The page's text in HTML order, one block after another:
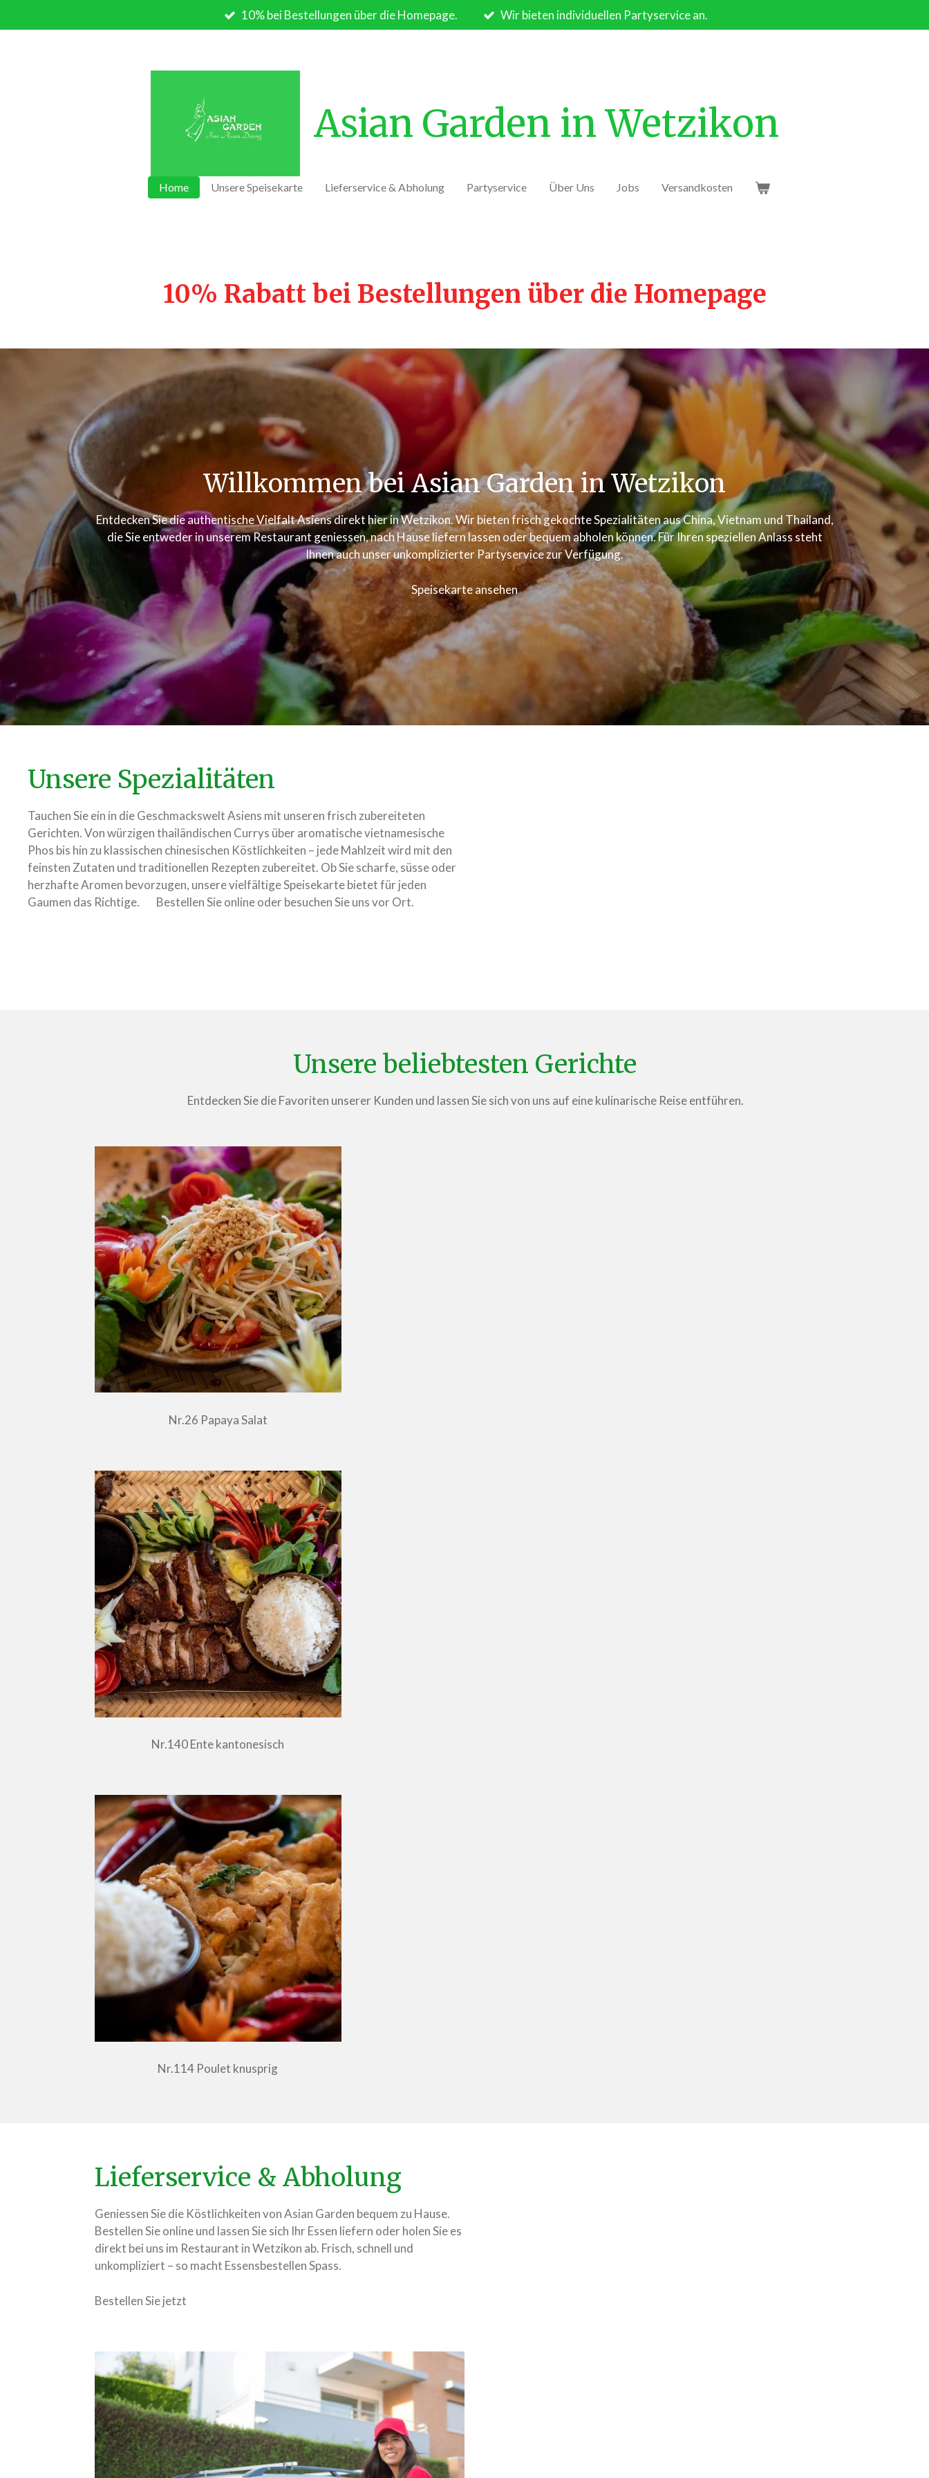
Hauptinhalt
10% bei Bestellungen über die Homepage. Wir bieten individuellen Partyservice an.
Asian Garden in Wetzikon
Home Unsere Speisekarte Lieferservice & Abholung Partyservice Über Uns Jobs Versandkosten
10% Rabatt bei Bestellungen über die Homepage
Willkommen bei Asian Garden in Wetzikon
Entdecken Sie die authentische Vielfalt Asiens direkt hier in Wetzikon. Wir bieten frisch gekochte Spezialitäten aus China, Vietnam und Thailand,
die Sie entweder in unserem Restaurant geniessen, nach Hause liefern lassen oder bequem abholen können. Für Ihren speziellen Anlass steht
Ihnen auch unser unkomplizierter Partyservice zur Verfügung.
Speisekarte ansehen
Unsere Spezialitäten
Tauchen Sie ein in die Geschmackswelt Asiens mit unseren frisch zubereiteten
Gerichten. Von würzigen thailändischen Currys über aromatische vietnamesische
Phos bis hin zu klassischen chinesischen Köstlichkeiten – jede Mahlzeit wird mit den
feinsten Zutaten und traditionellen Rezepten zubereitet. Ob Sie scharfe, süsse oder
herzhafte Aromen bevorzugen, unsere vielfältige Speisekarte bietet für jeden
Gaumen das Richtige. Bestellen Sie online oder besuchen Sie uns vor Ort.
Unsere beliebtesten Gerichte
Entdecken Sie die Favoriten unserer Kunden und lassen Sie sich von uns auf eine kulinarische Reise entführen.
Nr.26 Papaya Salat
Nr.140 Ente kantonesisch
Nr.114 Poulet knusprig
Lieferservice & Abholung
Geniessen Sie die Köstlichkeiten von Asian Garden bequem zu Hause.
Bestellen Sie online und lassen Sie sich Ihr Essen liefern oder holen Sie es
direkt bei uns im Restaurant in Wetzikon ab. Frisch, schnell und
unkompliziert – so macht Essensbestellen Spass.
Bestellen Sie jetzt